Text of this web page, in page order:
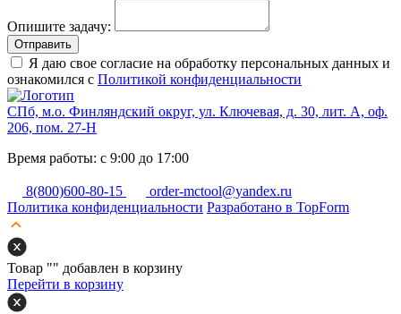
Опишите задачу:
Отправить
Я даю свое согласие на обработку персональных данных и
ознакомился с Политикой конфиденциальности
СПб, м.о. Финляндский округ, ул. Ключевая, д. 30, лит. А, оф.
206, пом. 27-Н
Время работы: с 9:00 до 17:00
8(800)600-80-15
order-mctool@yandex.ru
Политика конфиденциальности Разработано в TopForm
Товар "" добавлен в корзину
Перейти в корзину